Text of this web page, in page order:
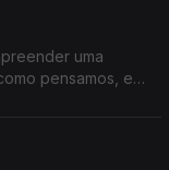
uma
pensamos, e